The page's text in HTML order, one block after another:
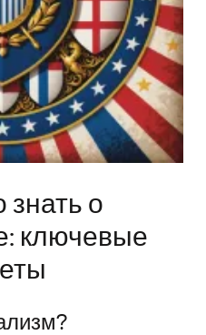
знать о
ключевые